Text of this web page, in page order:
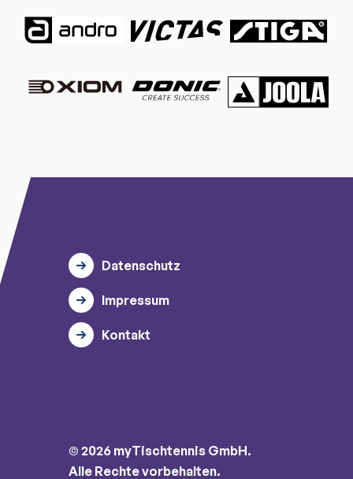
Datenschutz
Impressum
Kontakt
© 2026 myTischtennis GmbH.
Alle Rechte vorbehalten.